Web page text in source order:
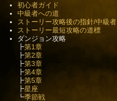
初心者ガイド
中級者への道
ストーリー攻略後の指針/中級者
ストーリー最短攻略の道標
ダンジョン攻略
┣第1章
┣第2章
┣第3章
┣第4章
┣第5章
┣星座
┗季節戦